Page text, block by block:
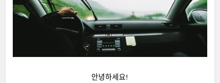
안녕하세요!